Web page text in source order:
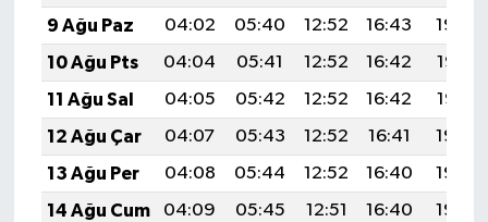
9 Ağu Paz
04:02 05:40 12:52 16:43
19:54
10 Ağu Pts
04:04 05:41 12:52 16:42
19:53
11 Ağu Sal
04:05 05:42 12:52 16:42
19:52
12 Ağu Çar
04:07 05:43 12:52 16:41
19:50
13 Ağu Per
04:08 05:44 12:52 16:40
19:49
14 Ağu Cum
04:09 05:45 12:51 16:40
19:48
YAŞAM
YEREL
Yerel Haberler